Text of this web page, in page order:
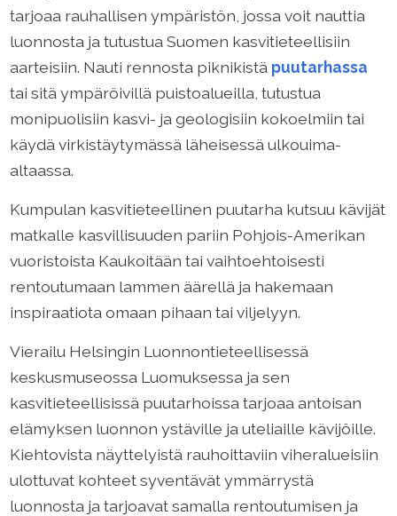
tarjoaa rauhallisen ympäristön, jossa voit nauttia
luonnosta ja tutustua Suomen kasvitieteellisiin
aarteisiin. Nauti rennosta piknikistä puutarhassa
tai sitä ympäröivillä puistoalueilla, tutustua
monipuolisiin kasvi- ja geologisiin kokoelmiin tai
käydä virkistäytymässä läheisessä ulkouima-
altaassa.
Kumpulan kasvitieteellinen puutarha kutsuu kävijät
matkalle kasvillisuuden pariin Pohjois-Amerikan
vuoristoista Kaukoitään tai vaihtoehtoisesti
rentoutumaan lammen äärellä ja hakemaan
inspiraatiota omaan pihaan tai viljelyyn.
Vierailu Helsingin Luonnontieteellisessä
keskusmuseossa Luomuksessa ja sen
kasvitieteellisissä puutarhoissa tarjoaa antoisan
elämyksen luonnon ystäville ja uteliaille kävijöille.
Kiehtovista näyttelyistä rauhoittaviin viheralueisiin
ulottuvat kohteet syventävät ymmärrystä
luonnosta ja tarjoavat samalla rentoutumisen ja